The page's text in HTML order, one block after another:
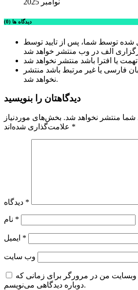
نوامبر 2025
دیدگاه ها (0)
شده توسط شما، پس از تایید توسط
فارسی یا غیر مرتبط باشد منتشر
نخواهد شد.
دیدگاهتان را بنویسید
شما منتشر نخواهد شد. بخش‌های موردنیاز
*
*
*
*
وب‌ سایت
وبسایت من در مرورگر برای زمانی که
دوباره دیدگاهی می‌نویسم.